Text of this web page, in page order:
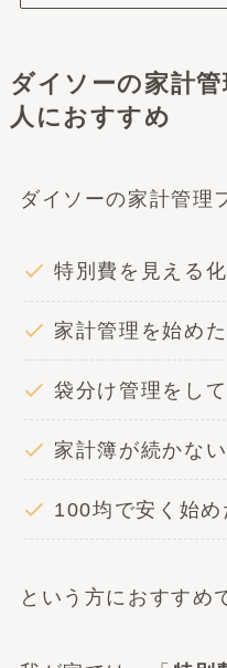
ダイソーの家計
人におすすめ
ダイソーの家計管理
特別費を見える
家計管理を始め
袋分け管理をし
家計簿が続かない
100均で安く始め
という方におすすめ